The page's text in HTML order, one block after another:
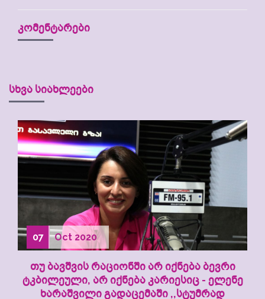
კომენტარები
სხვა სიახლეები
07 Oct 2020
თუ ბავშვის რაციონში არ იქნება ბევრი
ტკბილეული, არ იქნება კარიესიც - ელენე
ხარაშვილი გადაცემაში ,,სტუმრად